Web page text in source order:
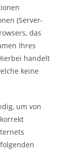
(Server-
das
Ihres
handelt
keine
um von